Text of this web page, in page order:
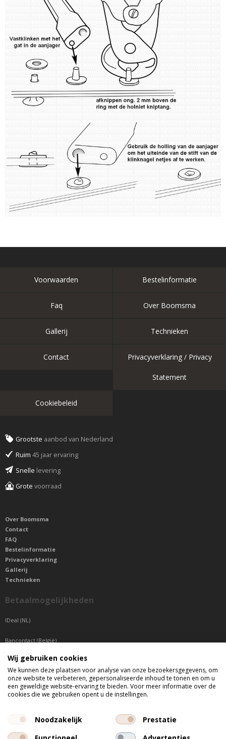
Voorwaarden Bestelinformatie
Faq Over Boomsma
Gallerij Technieken
Contact Privacyverklaring / Privacy
Statement
Cookiebeleid
Grootste aanbod van Nederland
Ruim 45 jaar ervaring
Snelle levering
Grote voorraad
Over Boomsma
Contact
FAQ
Bestelinformatie
Privacyverklaring
Gallerij
Technieken
Betaalmogelijkheden
IDeal (NL)
Bancontact (België)
Sepa betaling (Overige landen)
Telefonisch bereikbaar
Wij gebruiken cookies
We kunnen deze plaatsen voor analyse van onze bezoekersgegevens, om
onze website te verbeteren, gepersonaliseerde inhoud te tonen en om u
een geweldige website-ervaring te bieden. Voor meer informatie over de
cookies die we gebruiken opent u de instellingen.
Noodzakelijk
Prestatie